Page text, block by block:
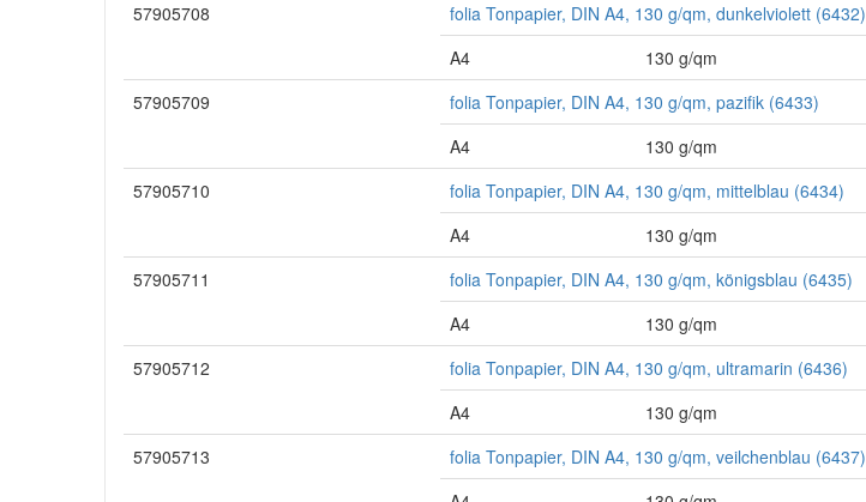
57905708
folia Tonpapier, DIN A4, 130 g/qm, dunkelviolett (6432)
A4
130 g/qm
57905709
folia Tonpapier, DIN A4, 130 g/qm, pazifik (6433)
A4
130 g/qm
57905710
folia Tonpapier, DIN A4, 130 g/qm, mittelblau (6434)
A4
130 g/qm
57905711
folia Tonpapier, DIN A4, 130 g/qm, königsblau (6435)
A4
130 g/qm
57905712
folia Tonpapier, DIN A4, 130 g/qm, ultramarin (6436)
A4
130 g/qm
57905713
folia Tonpapier, DIN A4, 130 g/qm, veilchenblau (6437)